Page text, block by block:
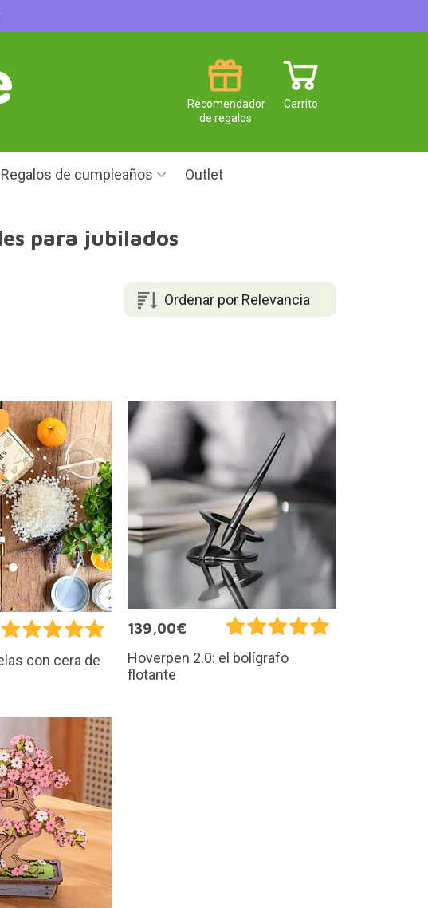
Carrito
Recomendador
de regalos
Regalos de cumpleaños Outlet
para jubilados
Ordenar por Relevancia
con cera de
139,00€
Hoverpen 2.0: el bolígrafo
flotante